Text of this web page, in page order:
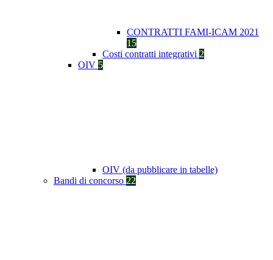
CONTRATTI FAMI-ICAM 2021
15
Costi contratti integrativi 2
OIV 5
OIV (da pubblicare in tabelle)
Bandi di concorso 22